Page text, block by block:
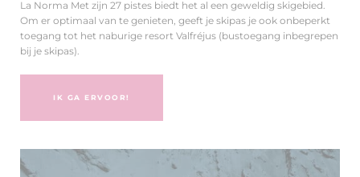
La Norma Met zijn 27 pistes biedt het al een geweldig skigebied.
Om er optimaal van te genieten, geeft je skipas je ook onbeperkt
toegang tot het naburige resort Valfréjus (bustoegang inbegrepen
bij je skipas).
IK GA ERVOOR!